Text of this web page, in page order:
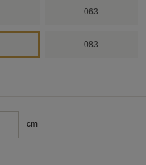
063
083
cm